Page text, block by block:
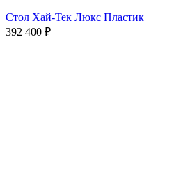
Стол Хай-Тек Люкс Пластик
392 400 ₽